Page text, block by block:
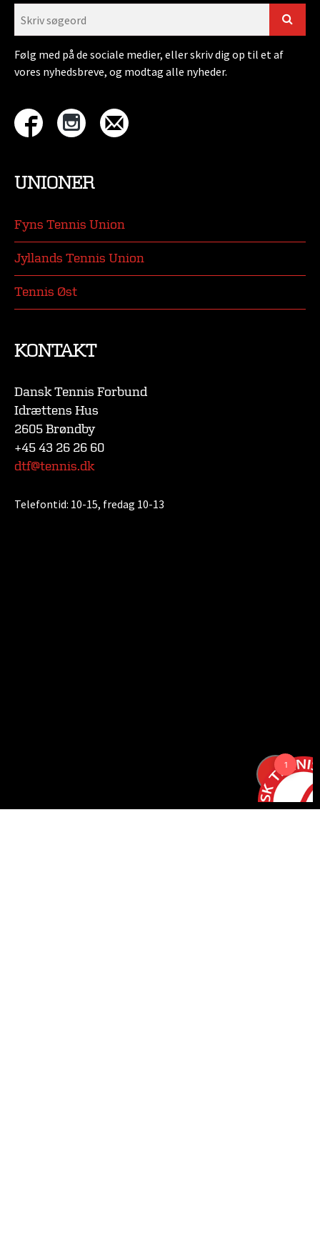
Følg med på de sociale medier, eller skriv dig op til et af
vores nyhedsbreve, og modtag alle nyheder.
UNIONER
Fyns Tennis Union
Jyllands Tennis Union
Tennis Øst
KONTAKT
Dansk Tennis Forbund
Idrættens Hus
2605 Brøndby
+45 43 26 26 60
dtf@tennis.dk
Telefontid: 10-15, fredag 10-13